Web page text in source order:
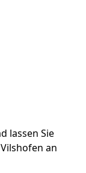
lassen Sie
an